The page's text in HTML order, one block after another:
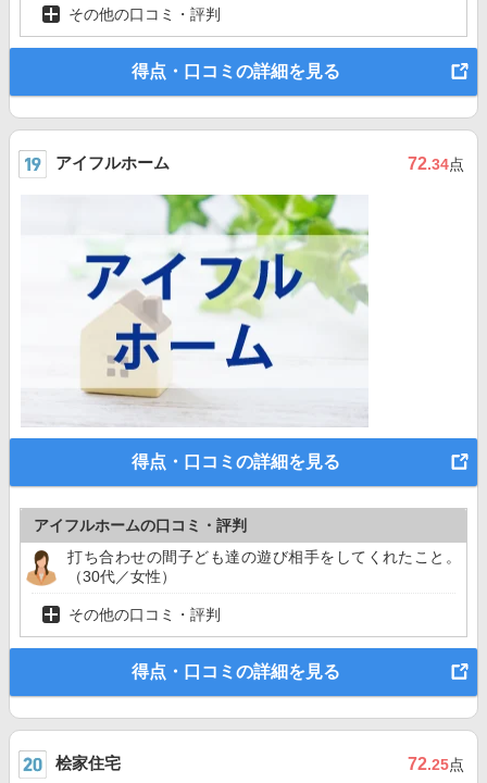
その他の口コミ・評判
得点・口コミの詳細を見る
アイフルホーム 72.34点
得点・口コミの詳細を見る
アイフルホームの口コミ・評判
打ち合わせの間子ども達の遊び相手をしてくれたこと。
（30代／女性）
その他の口コミ・評判
得点・口コミの詳細を見る
桧家住宅 72.25点